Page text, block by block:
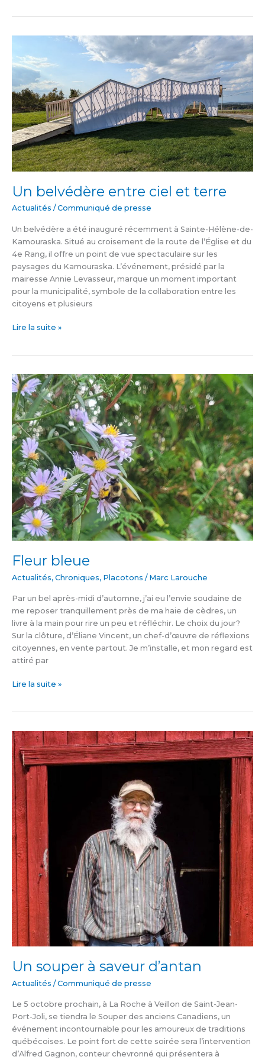
Un belvédère entre ciel et terre
Actualités /Communiqué de presse
Un belvédère a été inauguré récemment à Sainte-Hélène-de-
Kamouraska. Situé au croisement de la route de l’Église et du
4e Rang, il offre un point de vue spectaculaire sur les
paysages du Kamouraska. L’événement, présidé par la
mairesse Annie Levasseur, marque un moment important
pour la municipalité, symbole de la collaboration entre les
citoyens et plusieurs
belvédère
entre
ciel
et
terre
Lire la suite »
Fleur bleue
Actualités, Chroniques, Placotons / Marc Larouche
Par un bel après-midi d’automne, j’ai eu l’envie soudaine de
me reposer tranquillement près de ma haie de cèdres, un
livre à la main pour rire un peu et réfléchir. Le choix du jour?
Sur la clôture, d’Éliane Vincent, un chef-d’œuvre de réflexions
citoyennes, en vente partout. Je m’installe, et mon regard est
attiré par
Fleur
bleue
Lire la suite »
Un souper à saveur d’antan
Actualités /Communiqué de presse
Le 5 octobre prochain, à La Roche à Veillon de Saint-Jean-
Port-Joli, se tiendra le Souper des anciens Canadiens, un
événement incontournable pour les amoureux de traditions
québécoises. Le point fort de cette soirée sera l’intervention
d’Alfred Gagnon, conteur chevronné qui présentera à
Un
souper
à
saveur
d’antan